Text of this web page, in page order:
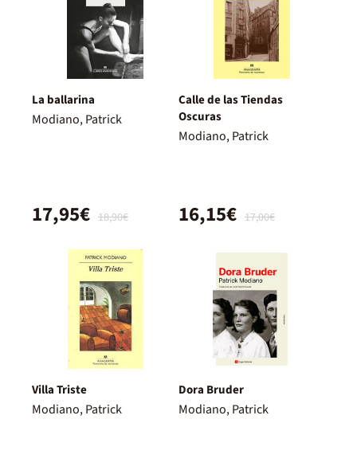
La ballarina
Modiano, Patrick
18,90€
17,95€
Calle de las Tiendas
Oscuras
Modiano, Patrick
17,00€
16,15€
Villa Triste
Modiano, Patrick
Dora Bruder
Modiano, Patrick